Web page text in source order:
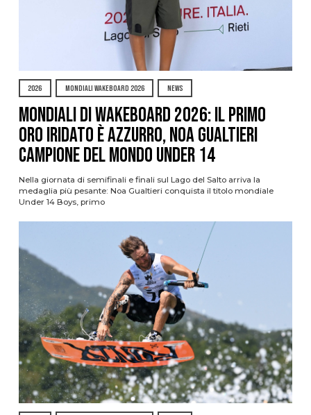
2026 MONDIALI WAKEBOARD 2026 NEWS
Mondiali di Wakeboard 2026: il primo
oro iridato è azzurro, Noa Gualtieri
campione del mondo Under 14
Nella giornata di semifinali e finali sul Lago del Salto arriva la
medaglia più pesante: Noa Gualtieri conquista il titolo mondiale
Under 14 Boys, primo